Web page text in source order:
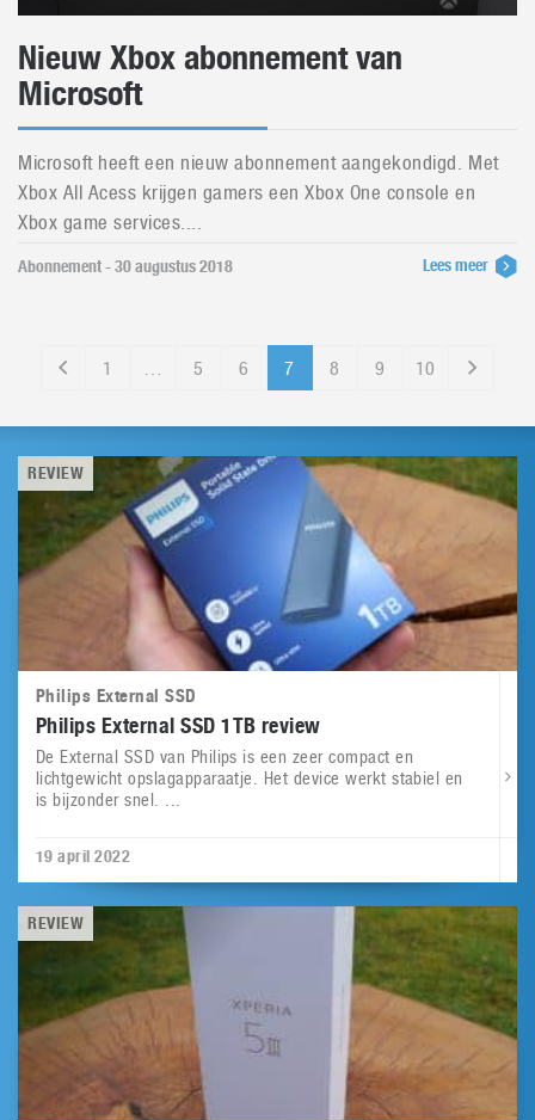
Nieuw Xbox abonnement van
Microsoft
Microsoft heeft een nieuw abonnement aangekondigd. Met
Xbox All Acess krijgen gamers een Xbox One console en
Xbox game services....
Abonnement - 30 augustus 2018 Lees meer
1 … 5 6 7 8 9 10
REVIEW
Philips External SSD
Philips External SSD 1TB review
De External SSD van Philips is een zeer compact en
lichtgewicht opslagapparaatje. Het device werkt stabiel en
is bijzonder snel. ...
19 april 2022
REVIEW